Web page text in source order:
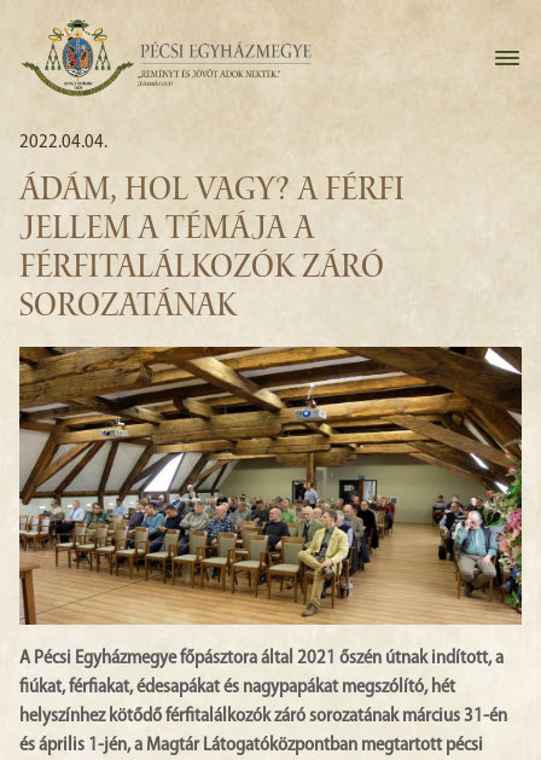
2022.04.04.
ÁDÁM, HOL VAGY? A FÉRFI
JELLEM A TÉMÁJA A
FÉRFITALÁLKOZÓK ZÁRÓ
SOROZATÁNAK
A Pécsi Egyházmegye főpásztora által 2021 őszén útnak indított, a
fiúkat, férfiakat, édesapákat és nagypapákat megszólító, hét
helyszínhez kötődő férfitalálkozók záró sorozatának március 31-én
és április 1-jén, a Magtár Látogatóközpontban megtartott pécsi